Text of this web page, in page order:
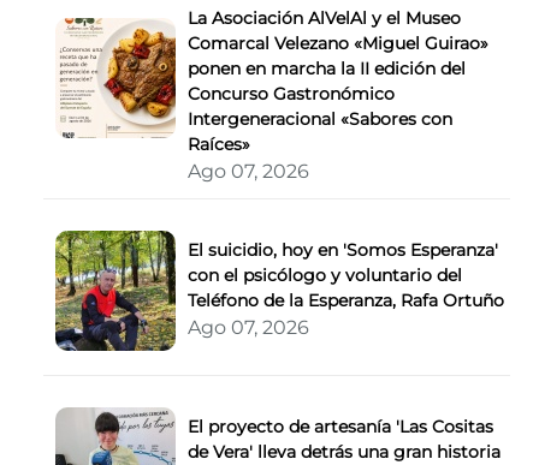
La Asociación AlVelAl y el Museo
Comarcal Velezano «Miguel Guirao»
ponen en marcha la II edición del
Concurso Gastronómico
Intergeneracional «Sabores con
Raíces»
Ago 07, 2026
El suicidio, hoy en 'Somos Esperanza'
con el psicólogo y voluntario del
Teléfono de la Esperanza, Rafa Ortuño
Ago 07, 2026
El proyecto de artesanía 'Las Cositas
de Vera' lleva detrás una gran historia